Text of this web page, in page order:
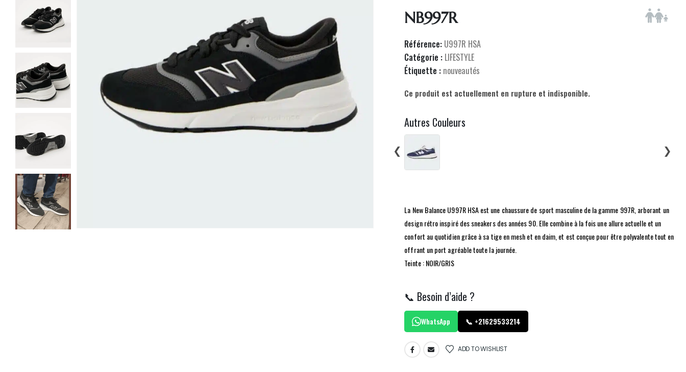
NB997R
Référence: U997R HSA
Catégorie : LIFESTYLE
Étiquette : nouveautés
Ce produit est actuellement en rupture et indisponible.
Autres Couleurs
❮
❯
La New Balance U997R HSA est une chaussure de sport masculine de la gamme 997R, arborant un
design rétro inspiré des sneakers des années 90. Elle combine à la fois une allure actuelle et un
confort au quotidien grâce à sa tige en mesh et en daim, et est conçue pour être polyvalente tout en
offrant un port agréable toute la journée.
Teinte : NOIR/GRIS
📞 Besoin d’aide ?
WhatsApp 📞 +21629533214
ADD TO WISHLIST